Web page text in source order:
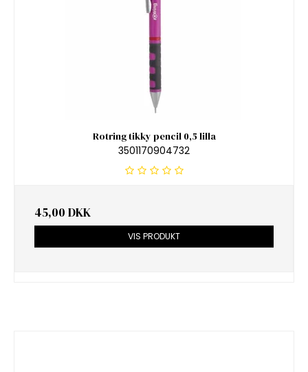
Rotring tikky pencil 0,5 lilla
3501170904732
45,00 DKK
VIS PRODUKT